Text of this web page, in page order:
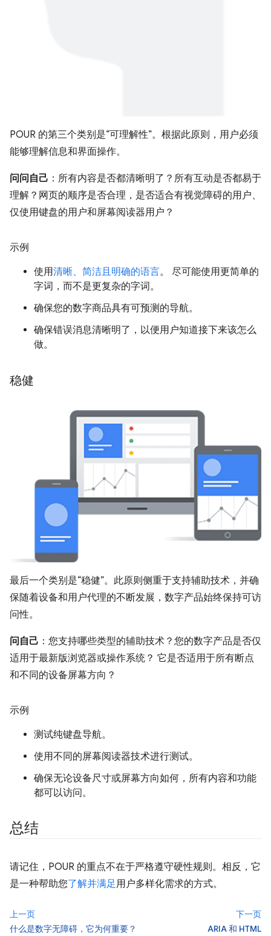
POUR 的第三个类别是“可理解性”。根据此原则，用户必须
能够理解信息和界面操作。
问问自己 ：所有内容是否都清晰明了？所有互动是否都易于
理解？网页的顺序是否合理，是否适合有视觉障碍的用户、
仅使用键盘的用户和屏幕阅读器用户？
示例
使用清晰、简洁且明确的语言。 尽可能使用更简单的
字词，而不是更复杂的字词。
确保您的数字商品具有可预测的导航。
确保错误消息清晰明了，以便用户知道接下来该怎么
做。
稳健
最后一个类别是“稳健”。此原则侧重于支持辅助技术，并确
保随着设备和用户代理的不断发展，数字产品始终保持可访
问性。
问自己 ：您支持哪些类型的辅助技术？您的数字产品是否仅
适用于最新版浏览器或操作系统？ 它是否适用于所有断点
和不同的设备屏幕方向？
示例
测试纯键盘导航。
使用不同的屏幕阅读器技术进行测试。
确保无论设备尺寸或屏幕方向如何，所有内容和功能
都可以访问。
总结
请记住，POUR 的重点不在于严格遵守硬性规则。相反，它
是一种帮助您了解并满足用户多样化需求的方式。
上一页
什么是数字无障碍，它为何重要？
下一页
ARIA 和 HTML